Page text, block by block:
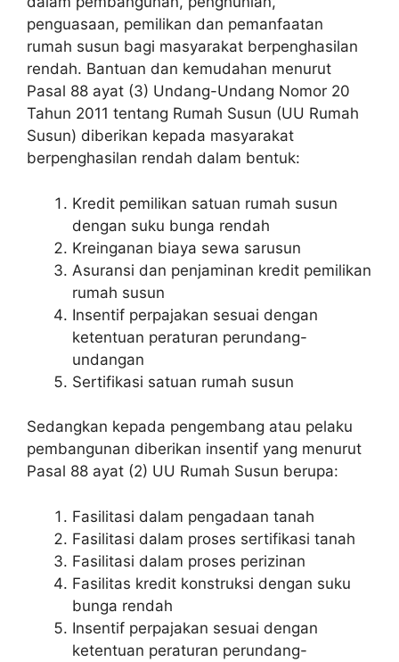
penguasaan, pemilikan dan pemanfaatan
rumah susun bagi masyarakat berpenghasilan
rendah. Bantuan dan kemudahan menurut
Pasal 88 ayat (3) Undang-Undang Nomor 20
Tahun 2011 tentang Rumah Susun (UU Rumah
Susun) diberikan kepada masyarakat
berpenghasilan rendah dalam bentuk:
Kredit pemilikan satuan rumah susun
dengan suku bunga rendah
Kreinganan biaya sewa sarusun
Asuransi dan penjaminan kredit pemilikan
rumah susun
Insentif perpajakan sesuai dengan
ketentuan peraturan perundang-
undangan
Sertifikasi satuan rumah susun
Sedangkan kepada pengembang atau pelaku
pembangunan diberikan insentif yang menurut
Pasal 88 ayat (2) UU Rumah Susun berupa:
Fasilitasi dalam pengadaan tanah
Fasilitasi dalam proses sertifikasi tanah
Fasilitasi dalam proses perizinan
Fasilitas kredit konstruksi dengan suku
bunga rendah
Insentif perpajakan sesuai dengan
ketentuan peraturan perundang-